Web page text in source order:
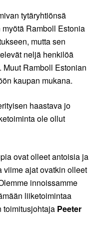
tytäryhtiönsä
Ramboll Estonia
mutta sen
neljä henkilöä
Ramboll Estonian
kaupan mukana.
haastava jo
ole ollut
ovat olleet antoisia ja
viime ajat ovatkin olleet
innoissamme
liiketoimintaa
toimitusjohtaja Peeter